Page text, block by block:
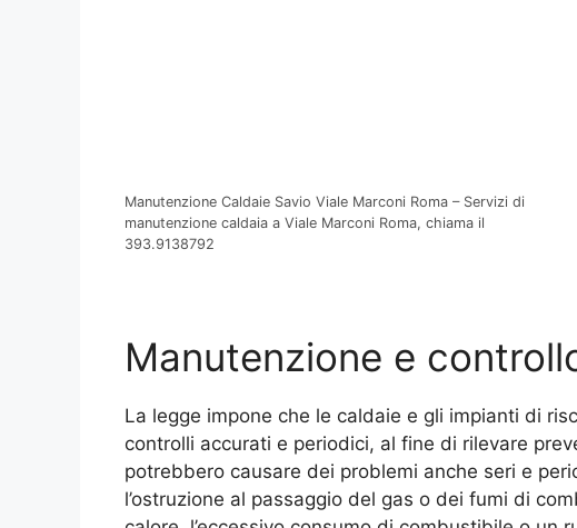
Manutenzione Caldaie Savio Viale Marconi Roma – Servizi di
manutenzione caldaia a Viale Marconi Roma, chiama il
393.9138792
Manutenzione e
La legge impone che le caldaie e gli impianti di
controlli accurati e periodici, al fine di rilevare
potrebbero causare dei problemi anche seri e
l’ostruzione al passaggio del gas o dei fumi di